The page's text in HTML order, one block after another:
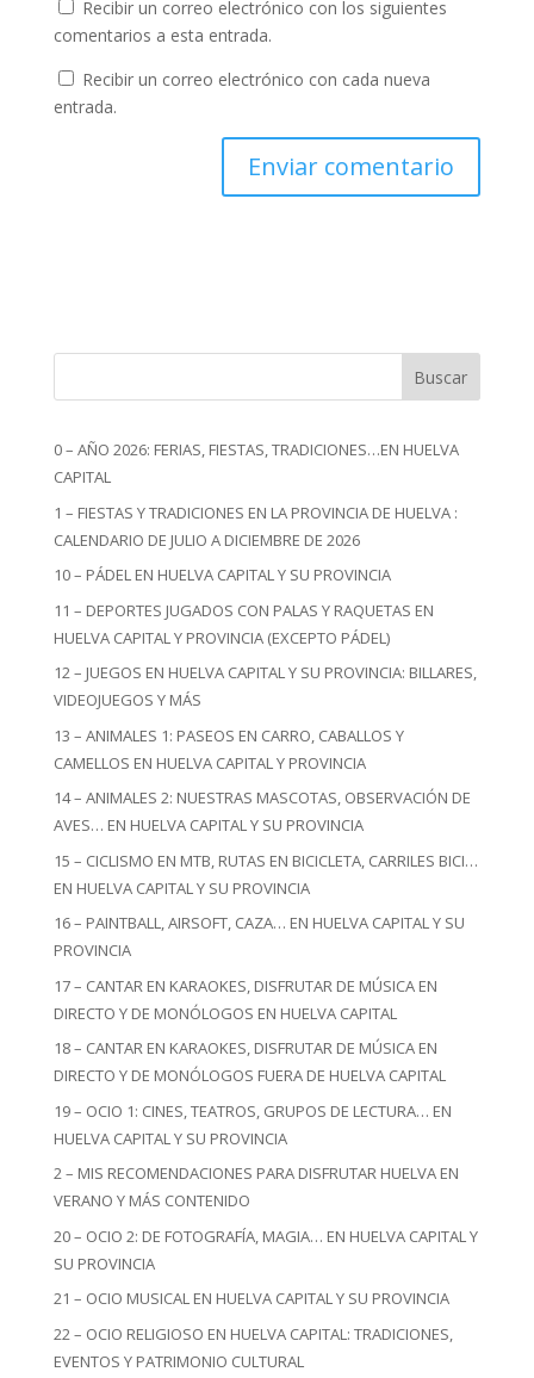
Recibir un correo electrónico con los siguientes
comentarios a esta entrada.
Recibir un correo electrónico con cada nueva
entrada.
Buscar
0 – AÑO 2026: FERIAS, FIESTAS, TRADICIONES…EN HUELVA
CAPITAL
1 – FIESTAS Y TRADICIONES EN LA PROVINCIA DE HUELVA :
CALENDARIO DE JULIO A DICIEMBRE DE 2026
10 – PÁDEL EN HUELVA CAPITAL Y SU PROVINCIA
11 – DEPORTES JUGADOS CON PALAS Y RAQUETAS EN
HUELVA CAPITAL Y PROVINCIA (EXCEPTO PÁDEL)
12 – JUEGOS EN HUELVA CAPITAL Y SU PROVINCIA: BILLARES,
VIDEOJUEGOS Y MÁS
13 – ANIMALES 1: PASEOS EN CARRO, CABALLOS Y
CAMELLOS EN HUELVA CAPITAL Y PROVINCIA
14 – ANIMALES 2: NUESTRAS MASCOTAS, OBSERVACIÓN DE
AVES… EN HUELVA CAPITAL Y SU PROVINCIA
15 – CICLISMO EN MTB, RUTAS EN BICICLETA, CARRILES BICI…
EN HUELVA CAPITAL Y SU PROVINCIA
16 – PAINTBALL, AIRSOFT, CAZA… EN HUELVA CAPITAL Y SU
PROVINCIA
17 – CANTAR EN KARAOKES, DISFRUTAR DE MÚSICA EN
DIRECTO Y DE MONÓLOGOS EN HUELVA CAPITAL
18 – CANTAR EN KARAOKES, DISFRUTAR DE MÚSICA EN
DIRECTO Y DE MONÓLOGOS FUERA DE HUELVA CAPITAL
19 – OCIO 1: CINES, TEATROS, GRUPOS DE LECTURA… EN
HUELVA CAPITAL Y SU PROVINCIA
2 – MIS RECOMENDACIONES PARA DISFRUTAR HUELVA EN
VERANO Y MÁS CONTENIDO
20 – OCIO 2: DE FOTOGRAFÍA, MAGIA… EN HUELVA CAPITAL Y
SU PROVINCIA
21 – OCIO MUSICAL EN HUELVA CAPITAL Y SU PROVINCIA
22 – OCIO RELIGIOSO EN HUELVA CAPITAL: TRADICIONES,
EVENTOS Y PATRIMONIO CULTURAL